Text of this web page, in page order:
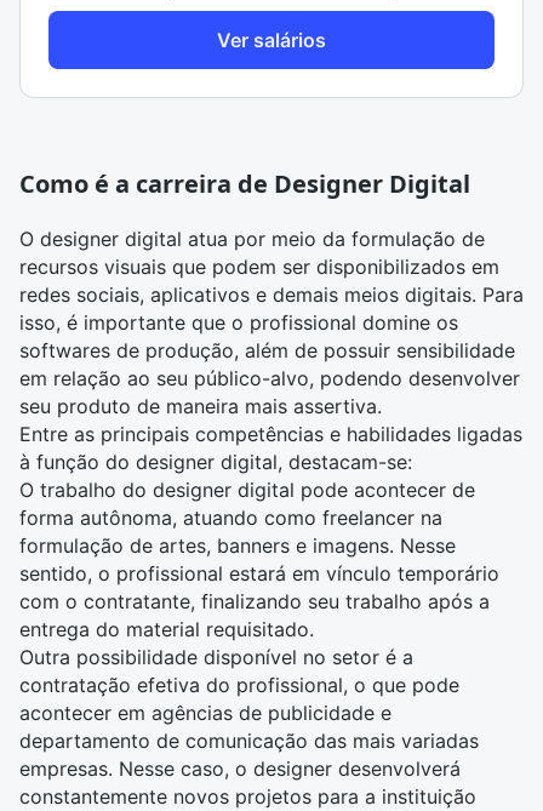
Ver salários
Como é a carreira de Designer Digital
O designer digital atua por meio da formulação de
recursos visuais que podem ser disponibilizados em
redes sociais, aplicativos e demais meios digitais. Para
isso, é importante que o profissional domine os
softwares de produção, além de possuir sensibilidade
em relação ao seu público-alvo, podendo desenvolver
seu produto de maneira mais assertiva.
Entre as principais competências e habilidades ligadas
à função do designer digital, destacam-se:
O trabalho do designer digital pode acontecer de
forma autônoma, atuando como freelancer na
formulação de artes, banners e imagens. Nesse
sentido, o profissional estará em vínculo temporário
com o contratante, finalizando seu trabalho após a
entrega do material requisitado.
Outra possibilidade disponível no setor é a
contratação efetiva do profissional, o que pode
acontecer em agências de publicidade e
departamento de comunicação das mais variadas
empresas. Nesse caso, o designer desenvolverá
constantemente novos projetos para a instituição